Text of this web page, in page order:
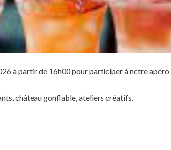
à partir de 16h00 pour participer à notre apéro
château gonflable, ateliers créatifs.